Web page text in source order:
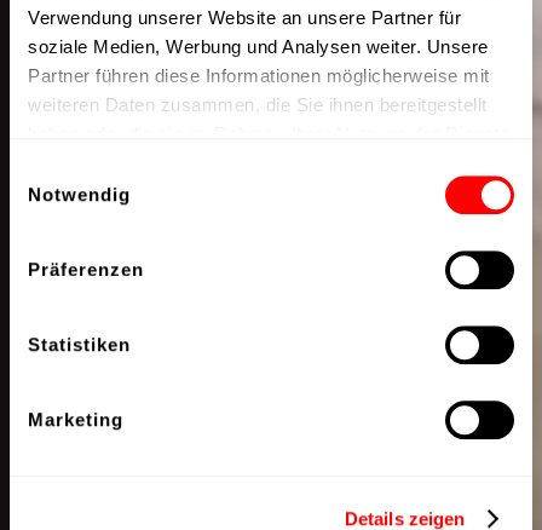
Verwendung unserer Website an unsere Partner für
soziale Medien, Werbung und Analysen weiter. Unsere
Partner führen diese Informationen möglicherweise mit
weiteren Daten zusammen, die Sie ihnen bereitgestellt
Notwendig
Präferenzen
Statistiken
Marketing
Details zeigen